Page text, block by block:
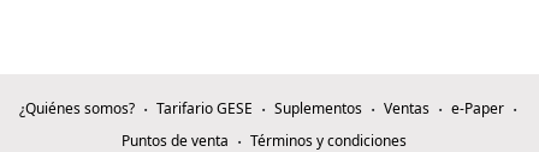
¿Quiénes somos? Tarifario GESE Suplementos Ventas
e-Paper
Puntos de venta
Términos y condiciones